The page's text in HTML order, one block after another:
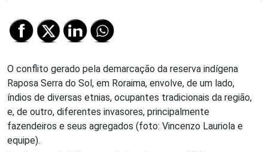
O conflito gerado pela demarcação da reserva indígena
Raposa Serra do Sol, em Roraima, envolve, de um lado,
índios de diversas etnias, ocupantes tradicionais da região,
e, de outro, diferentes invasores, principalmente
fazendeiros e seus agregados (foto: Vincenzo Lauriola e
equipe).